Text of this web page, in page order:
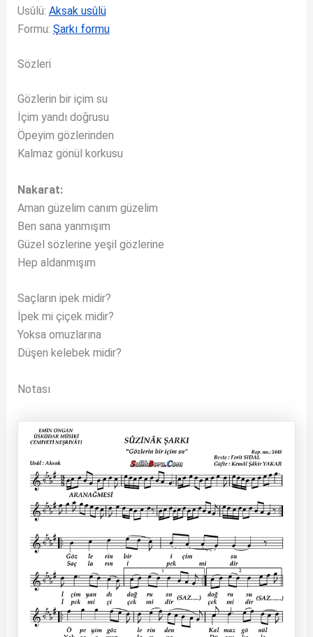
Usûlü: Aksak usûlü
Formu: Şarkı formu
Sözleri
Gözlerin bir içim su
İçim yandı doğrusu
Öpeyim gözlerinden
Kalmaz gönül korkusu
Nakarat:
Aman güzelim canım güzelim
Ben sana yanmışım
Güzel sözlerine yeşil gözlerine
Hep aldanmışım
Saçların ipek midir?
İpek mi çiçek midir?
Yoksa omuzlarına
Düşen kelebek midir?
Notası